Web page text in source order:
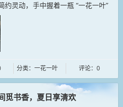
约灵动，手中握着一瓶 “一花一叶”
城市闲暇时光。梧桐枝叶掩映，...
分类：一花一叶 评论：0
觅书香，夏日享清欢